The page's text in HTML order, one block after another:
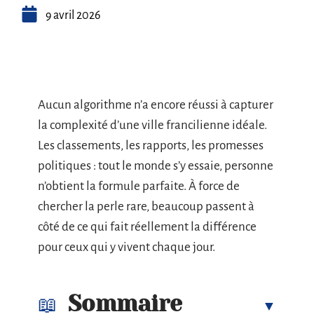
9 avril 2026
Aucun algorithme n’a encore réussi à capturer
la complexité d’une ville francilienne idéale.
Les classements, les rapports, les promesses
politiques : tout le monde s’y essaie, personne
n’obtient la formule parfaite. À force de
chercher la perle rare, beaucoup passent à
côté de ce qui fait réellement la différence
pour ceux qui y vivent chaque jour.
Sommaire